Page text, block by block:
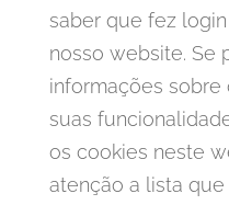
saber que fez
nosso website. Se
informações sobre
suas
os cookies neste
atenção a lista